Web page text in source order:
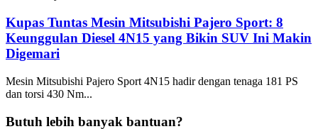
Kupas Tuntas Mesin Mitsubishi Pajero Sport: 8
Keunggulan Diesel 4N15 yang Bikin SUV Ini Makin
Digemari
Mesin Mitsubishi Pajero Sport 4N15 hadir dengan tenaga 181 PS
dan torsi 430 Nm...
Butuh lebih banyak bantuan?